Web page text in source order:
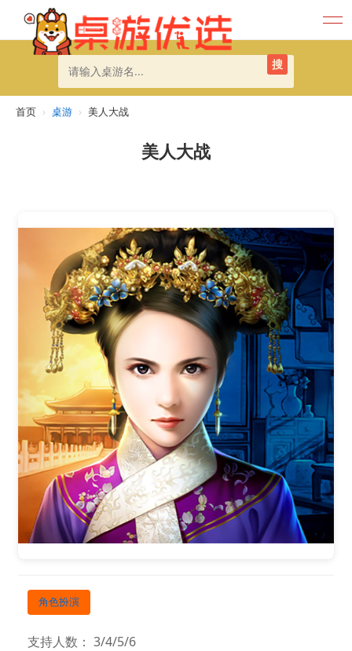
搜
首页 › 桌游 › 美人大战
美人大战
角色扮演
支持人数： 3/4/5/6